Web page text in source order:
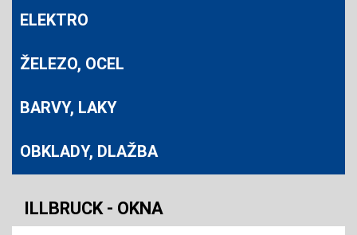
ELEKTRO
ŽELEZO, OCEL
BARVY, LAKY
OBKLADY, DLAŽBA
ILLBRUCK - OKNA